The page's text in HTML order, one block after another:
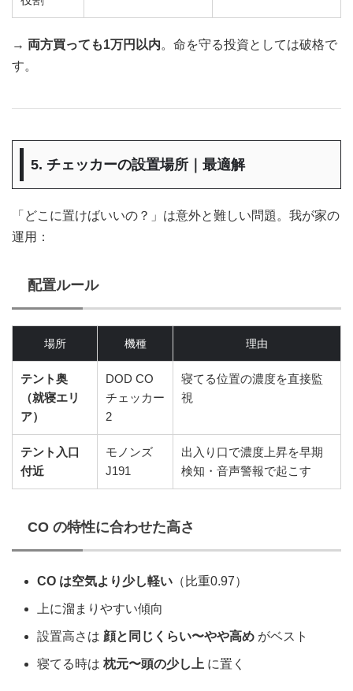
→ 両方買っても1万円以内。命を守る投資としては破格で
す。
5. チェッカーの設置場所｜最適解
「どこに置けばいいの？」は意外と難しい問題。我が家の
運用：
配置ルール
場所 機種 理由
テント奥
（就寝エリ
ア）
DOD CO
チェッカー
2
寝てる位置の濃度を直接監
視
テント入口
付近
モノンズ
J191
出入り口で濃度上昇を早期
検知・音声警報で起こす
CO の特性に合わせた高さ
CO は空気より少し軽い （比重0.97）
上に溜まりやすい傾向
設置高さは 顔と同じくらい〜やや高め がベスト
寝てる時は 枕元〜頭の少し上 に置く